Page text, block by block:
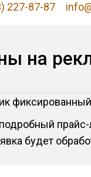
227-87-87
на
фиксированный
будет